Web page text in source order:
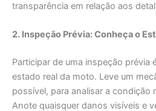
transparência em relação aos
2. Inspeção Prévia: Conheça o
Participar de uma inspeção prévia
estado real da moto. Leve um
possível, para analisar a condição
Anote quaisquer danos visíveis e